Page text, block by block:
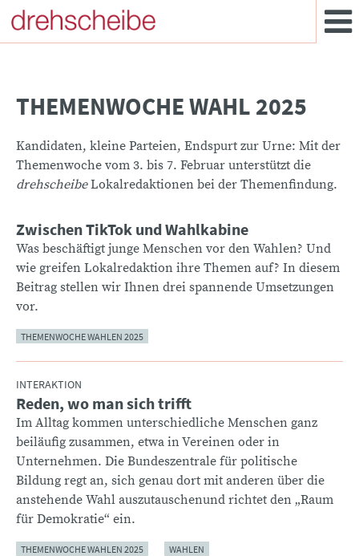
THEMENWOCHE WAHL 2025
Kandidaten, kleine Parteien, Endspurt zur Urne: Mit der
Themenwoche vom 3. bis 7. Februar unterstützt die
drehscheibeLokalredaktionen bei der Themenfindung.
Zwischen TikTok und Wahlkabine
Was beschäftigt junge Menschen vor den Wahlen? Und
wie greifen Lokalredaktion ihre Themen auf? In diesem
Beitrag stellen wir Ihnen drei spannende Umsetzungen
vor.
THEMENWOCHE WAHLEN 2025
INTERAKTION
:Reden, wo man sich trifft
Im Alltag kommen unterschiedliche Menschen ganz
beiläufig zusammen, etwa in Vereinen oder in
Unternehmen. Die Bundeszentrale für politische
Bildung regt an, sich genau dort mit anderen über die
anstehende Wahl auszutauschenund richtet den „Raum
für Demokratie“ ein.
THEMENWOCHE WAHLEN 2025 WAHLEN